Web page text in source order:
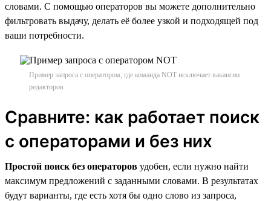
словами. С помощью операторов вы можете дополнительно
фильтровать выдачу, делать её более узкой и подходящей под
ваши потребности.
Пример запроса с оператором, где команда NOT исключает вакансии
редакторов
Сравните: как работает поиск
с операторами и без них
Простой поиск без операторов удобен, если нужно найти
максимум предложений с заданными словами. В результатах
будут варианты, где есть хотя бы одно слово из запроса,